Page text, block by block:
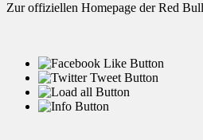
Zur offiziellen Homepage der Red